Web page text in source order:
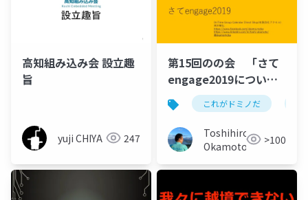
高知組み込み会 設立趣
旨
yuji CHIYA 247
第15回のの会 「さて
engage2019につい
て」
これがドミノだ
Toshihiro
Okamoto
>100